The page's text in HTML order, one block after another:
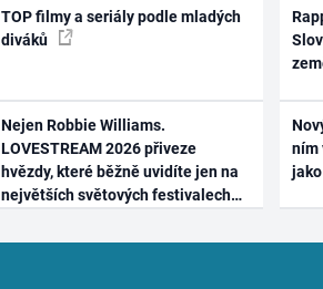
TOP filmy a seriály podle mladých
diváků
Nejen Robbie Williams.
LOVESTREAM 2026 přiveze
hvězdy, které běžně uvidíte jen na
největších světových festivalech
ním